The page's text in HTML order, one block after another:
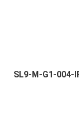
SL9-M-G1-